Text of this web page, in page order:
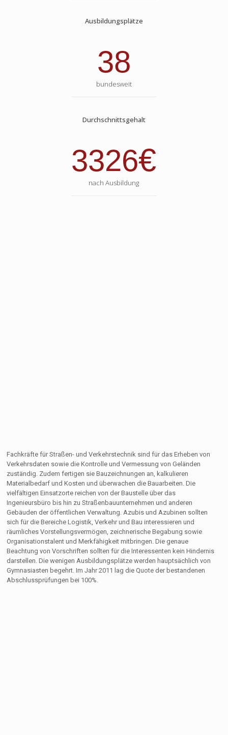
Ausbildungsplätze
38
bundesweit
Durchschnittsgehalt
3326€
nach Ausbildung
Fachkräfte für Straßen- und Verkehrstechnik sind für das Erheben von
Verkehrsdaten sowie die Kontrolle und Vermessung von Geländen
zuständig. Zudem fertigen sie Bauzeichnungen an, kalkulieren
Materialbedarf und Kosten und überwachen die Bauarbeiten. Die
vielfältigen Einsatzorte reichen von der Baustelle über das
Ingenieursbüro bis hin zu Straßenbauunternehmen und anderen
Gebäuden der öffentlichen Verwaltung. Azubis und Azubinen sollten
sich für die Bereiche Logistik, Verkehr und Bau interessieren und
räumliches Vorstellungsvermögen, zeichnerische Begabung sowie
Organisationstalent und Merkfähigkeit mitbringen. Die genaue
Beachtung von Vorschriften sollten für die Interessenten kein Hindernis
darstellen. Die wenigen Ausbildungsplätze werden hauptsächlich von
Gymnasiasten begehrt. Im Jahr 2011 lag die Quote der bestandenen
Abschlussprüfungen bei 100%.